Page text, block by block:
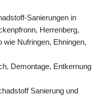
Sanierungen in
Herrenberg,
wie Nufringen, Ehningen,
Demontage, Entkernung
Sanierung und